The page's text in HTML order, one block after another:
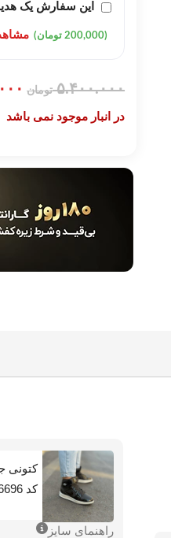
این سفارش یک
(200,000 تومان)
۵.۴۰۰.۰۰۰ تومان
در انبار موجود نمی باشد
کد 6696
راهنمای سایز